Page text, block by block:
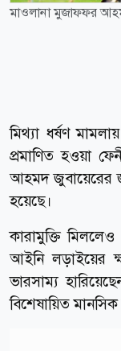
মাওলানা মুজাফফর
মিথ্যা ধর্ষণ
প্রমাণিত হওয়া
আহমদ জুবায়েরের
হয়েছে।
কারামুক্তি
আইনি লড়াইয়ের
ভারসাম্য
বিশেষায়িত